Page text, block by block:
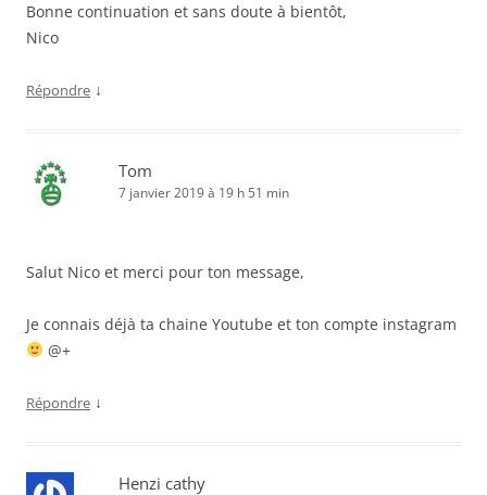
Bonne continuation et sans doute à bientôt,
Nico
Répondre ↓
Tom
7 janvier 2019 à 19 h 51 min
Salut Nico et merci pour ton message,
Je connais déjà ta chaine Youtube et ton compte instagram
@+
Répondre ↓
Henzi cathy